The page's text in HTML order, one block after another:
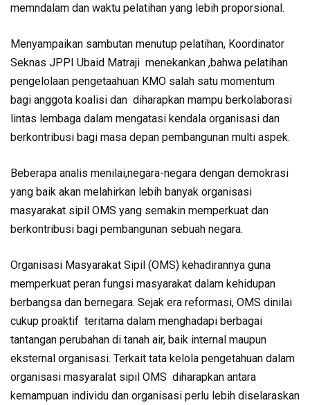
memndalam dan waktu pelatihan yang lebih proporsional.
Menyampaikan sambutan menutup pelatihan, Koordinator
Seknas JPPI Ubaid Matraji menekankan ,bahwa pelatihan
pengelolaan pengetaahuan KMO salah satu momentum
bagi anggota koalisi dan diharapkan mampu berkolaborasi
lintas lembaga dalam mengatasi kendala organisasi dan
berkontribusi bagi masa depan pembangunan multi aspek.
Beberapa analis menilai,negara-negara dengan demokrasi
yang baik akan melahirkan lebih banyak organisasi
masyarakat sipil OMS yang semakin memperkuat dan
berkontribusi bagi pembangunan sebuah negara.
Organisasi Masyarakat Sipil (OMS) kehadirannya guna
memperkuat peran fungsi masyarakat dalam kehidupan
berbangsa dan bernegara. Sejak era reformasi, OMS dinilai
cukup proaktif teritama dalam menghadapi berbagai
tantangan perubahan di tanah air, baik internal maupun
eksternal organisasi. Terkait tata kelola pengetahuan dalam
organisasi masyaralat sipil OMS diharapkan antara
kemampuan individu dan organisasi perlu lebih diselaraskan